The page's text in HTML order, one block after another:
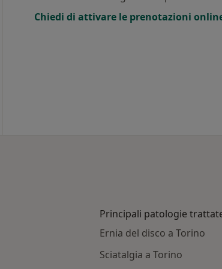
Chiedi di attivare le prenotazioni
Principali patologie
Ernia del disco a Torino
Sciatalgia a Torino